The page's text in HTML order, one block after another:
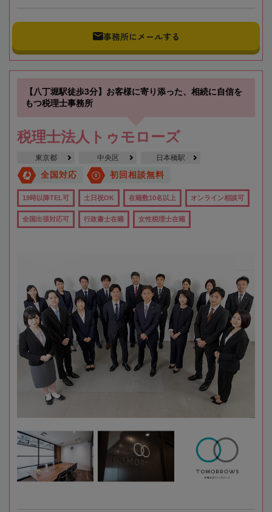
事務所にメールする
【八丁堀駅徒歩3分】お客様に寄り添った、相続に自信を
もつ税理士事務所
税理士法人トゥモローズ
東京都 中央区 日本橋駅
全国対応 初回相談無料
19時以降TEL可 土日祝OK 在籍数10名以上 オンライン相談可
全国出張対応可 行政書士在籍 女性税理士在籍